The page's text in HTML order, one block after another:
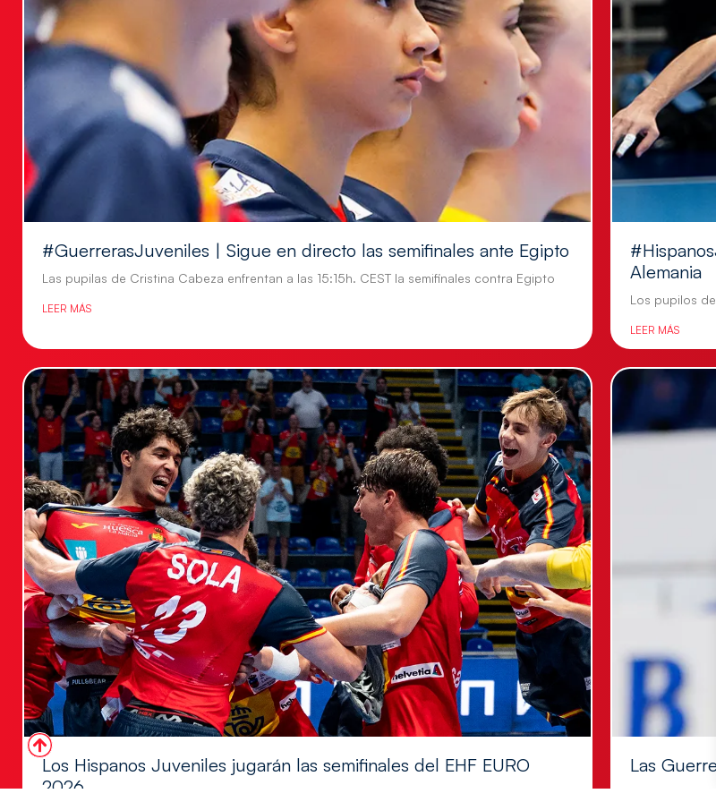
#GuerrerasJuveniles | Sigue en directo las semifinales ante Egipto
Las pupilas de Cristina Cabeza enfrentan a las 15:15h. CEST la semifinales contra Egipto
LEER MÁS
Alemania
Los pupilos
LEER MÁS
Los Hispanos Juveniles jugarán las semifinales del EHF EURO
2026
Las
Las pupilas